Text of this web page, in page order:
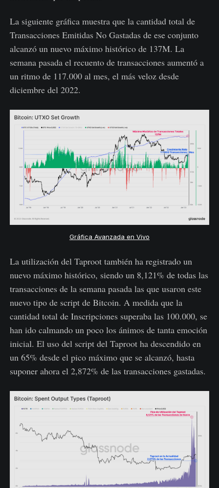
La siguiente gráfica muestra que la cantidad total de
Transacciones Emitidas No Gastadas de ese conjunto
alcanzó un nuevo máximo histórico de 137M. La
semana pasada el recuento de transacciones aumentó a
un ritmo de 117.000 al mes, el más veloz desde
diciembre del 2022.
Gráfica Avanzada en Vivo
La utilización del Taproot también ha registrado un
nuevo máximo histórico, siendo un 8,121% de todas las
transacciones de la semana pasada las que usaron este
nuevo tipo de script de Bitcoin. A medida que la
cantidad total de Inscripciones superaba las 100.000, se
han ido calmando un poco los ánimos de tanta emoción
inicial. El uso del script del Taproot ha descendido en
un 65% desde el pico máximo que se alcanzó, hasta
suponer ahora el 2,872% de las transacciones gastadas.